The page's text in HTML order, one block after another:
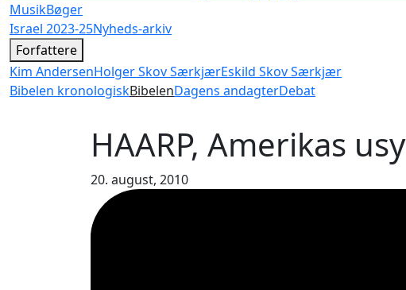
MusikBøger
Israel 2023-25Nyheds-arkiv
Forfattere
Kim AndersenHolger Skov SærkjærEskild Skov Særkjær
Bibelen kronologiskBibelenDagens andagterDebat
HAARP, Amerikas
20. august, 2010